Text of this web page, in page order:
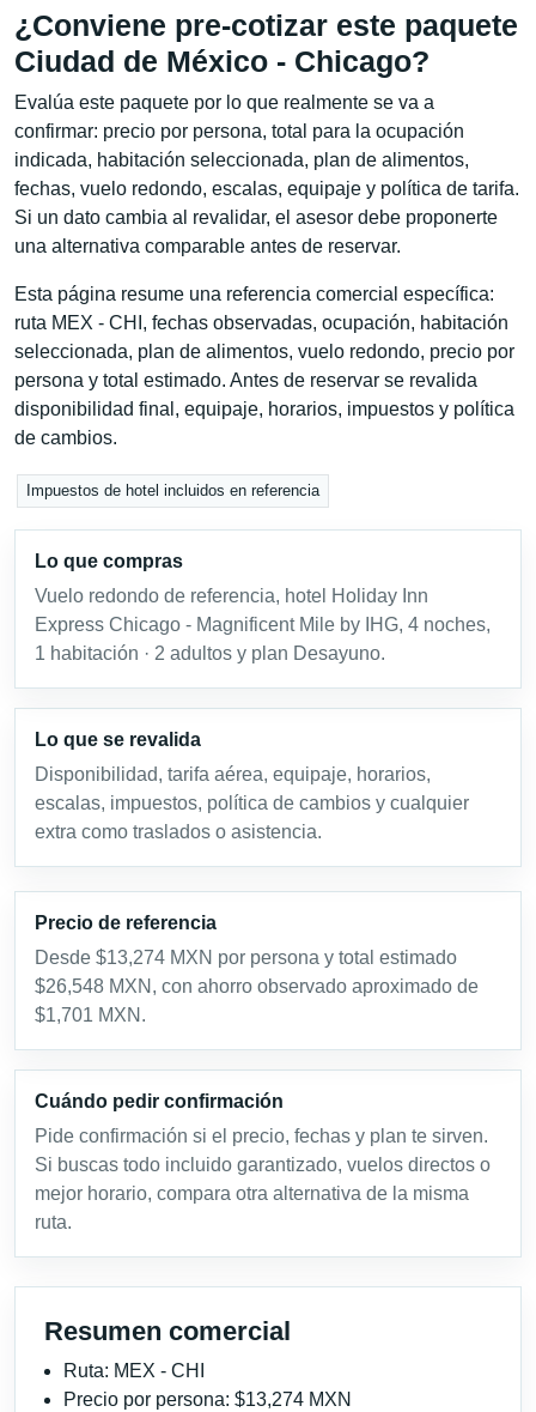
¿Conviene pre-cotizar este paquete
Ciudad de México - Chicago?
Evalúa este paquete por lo que realmente se va a
confirmar: precio por persona, total para la ocupación
indicada, habitación seleccionada, plan de alimentos,
fechas, vuelo redondo, escalas, equipaje y política de tarifa.
Si un dato cambia al revalidar, el asesor debe proponerte
una alternativa comparable antes de reservar.
Esta página resume una referencia comercial específica:
ruta MEX - CHI, fechas observadas, ocupación, habitación
seleccionada, plan de alimentos, vuelo redondo, precio por
persona y total estimado. Antes de reservar se revalida
disponibilidad final, equipaje, horarios, impuestos y política
de cambios.
Impuestos de hotel incluidos en referencia
Lo que compras
Vuelo redondo de referencia, hotel Holiday Inn
Express Chicago - Magnificent Mile by IHG, 4 noches,
1 habitación · 2 adultos y plan Desayuno.
Lo que se revalida
Disponibilidad, tarifa aérea, equipaje, horarios,
escalas, impuestos, política de cambios y cualquier
extra como traslados o asistencia.
Precio de referencia
Desde $13,274 MXN por persona y total estimado
$26,548 MXN, con ahorro observado aproximado de
$1,701 MXN.
Cuándo pedir confirmación
Pide confirmación si el precio, fechas y plan te sirven.
Si buscas todo incluido garantizado, vuelos directos o
mejor horario, compara otra alternativa de la misma
ruta.
Resumen comercial
Ruta: MEX - CHI
Precio por persona: $13,274 MXN